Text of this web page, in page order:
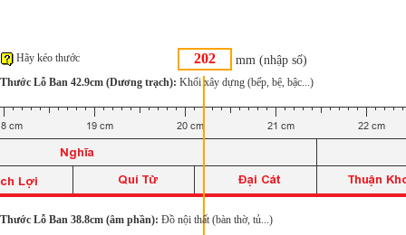
mm (nhập số)
Hãy kéo thước
Thước Lỗ Ban 42.9cm (Dương trạch): Khối xây dựng (bếp, bệ, bậc...)
Thước Lỗ Ban 38.8cm (âm phần): Đồ nội thất (bàn thờ, tủ...)